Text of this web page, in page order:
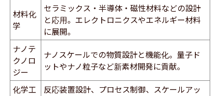
材料化
学
セラミックス・半導体・磁性材料などの設計
と応用。エレクトロニクスやエネルギー材料
に展開。
ナノテ
クノロ
ジー
ナノスケールでの物質設計と機能化。量子ド
ットやナノ粒子など新素材開発に貢献。
化学工
反応装置設計、プロセス制御、スケールアッ